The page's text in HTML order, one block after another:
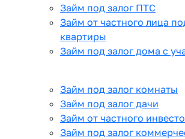
Займ под залог ПТС
Займ от частного лица
квартиры
Займ под залог дома с
Займ под залог комнаты
Займ под залог дачи
Займ от частного
Займ под залог